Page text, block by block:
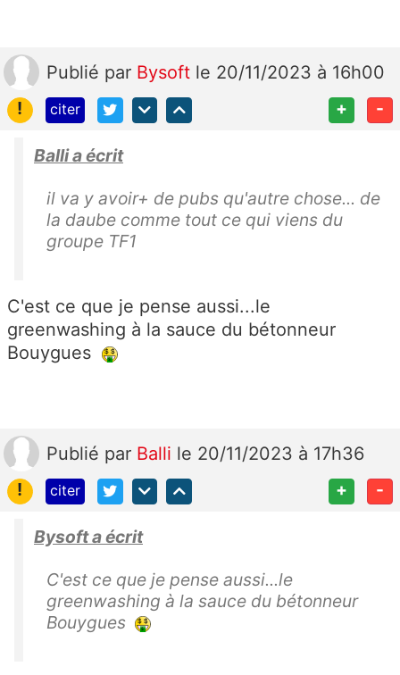
Publié par Bysoft le 20/11/2023 à 16h00
!
citer + -
Balli a écrit
il va y avoir+ de pubs qu'autre chose... de
la daube comme tout ce qui viens du
groupe TF1
C'est ce que je pense aussi...le
greenwashing à la sauce du bétonneur
Bouygues
Publié par Balli le 20/11/2023 à 17h36
!
citer + -
Bysoft a écrit
C'est ce que je pense aussi...le
greenwashing à la sauce du bétonneur
Bouygues